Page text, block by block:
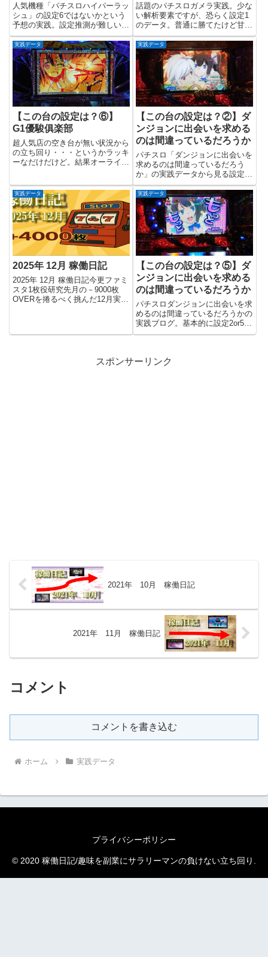
人気機種「パチスロハイパーラッ
シュ」の設定6ではないかという
予想の実践。設定推測が難しい部
類かと感じていましたが、仮設で
ある設定推測要素があっているの
であれば、設定6に関してはわか
りやすいかも？！とりあえず備忘
録も込めて記録記録！！
話題のパチスロガメラ実践。少な
い解析要素ですが、恐らく設定1
のデータ。普通に勝てたけど甘い
かどうかは別の話。ところで、面
白い打ち方が見つからなかったの
だが・・・
実践データ
【この台の設定は？⑥】
G1優駿俱楽部
超人気店の空き台が無い状況から
の立ち回り・・・というかラッキ
ーなだけだけど。結果オーライ！
かりやすい方だとは思う。一度、
6号機のG1Ⅱを打ってからだとよ
りわかりやすいと思います。
実践データ
【この台の設定は？②】ダ
ンジョンに出会いを求める
のは間違っているだろうか
パチスロ「ダンジョンに出会いを
求めるのは間違っているだろう
か」の実践データから見る設定推
測。簡単なようで難しい事もしば
しば・・・出玉は十分！結果は如
何に⁉
実践データ
2025年 12月 稼働日記
2025年 12月 稼働日記今更ファミ
スタ1枚役研究先月の－9000枚
OVERを捲るべく挑んだ12月実践
はなれずに地元の過疎店で技術介
実践データ
【この台の設定は？⑤】ダ
ンジョンに出会いを求める
のは間違っているだろうか
パチスロダンジョンに出会いを求
めるのは間違っているだろうかの
実践ブログ。基本的に設定2or5の
状況を追う事が多いです。今回も
のですが、最近はとんと・・・単
スポンサーリンク
2021年 10月 稼働日記
2021年 11月 稼働日記
コメント
コメントを書き込む
ホーム 実践データ
プライバシーポリシー
© 2020 稼働日記/趣味を副業にサラリーマンの負けない立ち回り.